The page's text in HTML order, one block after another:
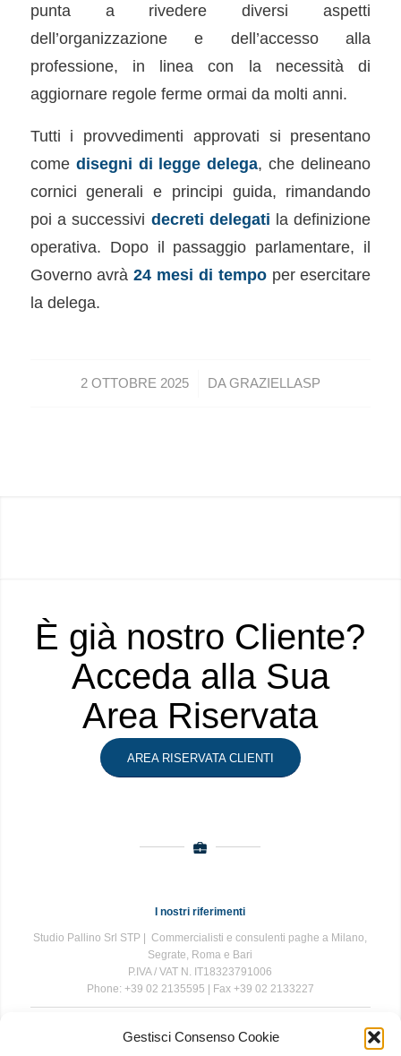
Gestisci Consenso Cookie
punta a rivedere diversi aspetti
dell’organizzazione e dell’accesso alla
professione, in linea con la necessità di
aggiornare regole ferme ormai da molti anni.
Tutti i provvedimenti approvati si presentano
come disegni di legge delega, che delineano
cornici generali e principi guida, rimandando
poi a successivi decreti delegati la definizione
operativa. Dopo il passaggio parlamentare, il
Governo avrà24 mesi di tempoper esercitare
la delega.
2 OTTOBRE 2025
/ DAGRAZIELLASP
È già nostro Cliente?
Acceda alla Sua
Area Riservata
AREA RISERVATA CLIENTI
I nostri riferimenti
Studio Pallino Srl STP | Commercialisti e consulenti paghe a Milano,
Segrate, Roma e Bari
P.IVA / VAT N. IT18323791006
Phone: +39 02 2135595 | Fax +39 02 2133227
The information contained in this website is for general information